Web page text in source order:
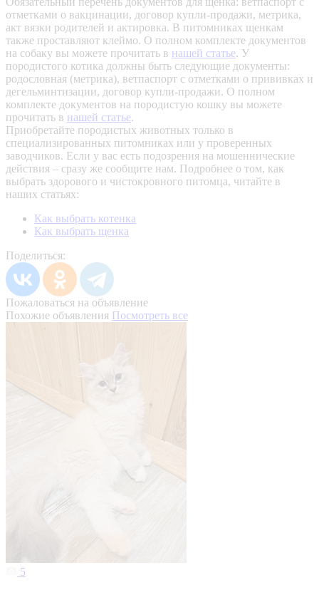
отметками о вакцинации, договор купли-продажи, метрика,
акт вязки родителей и актировка. В питомниках щенкам
также проставляют клеймо. О полном комплекте документов
на собаку вы можете прочитать в нашей статье. У
породистого котика должны быть следующие документы:
родословная (метрика), ветпаспорт с отметками о прививках и
дегельминтизации, договор купли-продажи. О полном
комплекте документов на породистую кошку вы можете
прочитать в нашей статье.
Приобретайте породистых животных только в
специализированных питомниках или у проверенных
заводчиков. Если у вас есть подозрения на мошеннические
действия – сразу же сообщите нам. Подробнее о том, как
выбрать здорового и чистокровного питомца, читайте в
наших статьях:
Как выбрать котенка
Как выбрать щенка
Поделиться:
Пожаловаться на объявление
Похожие объявления Посмотреть все
5